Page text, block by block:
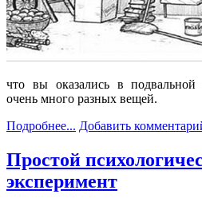
что вы оказались в подвальной
очень много разных вещей.
Подробнее... Добавить
Простой
эксперимент